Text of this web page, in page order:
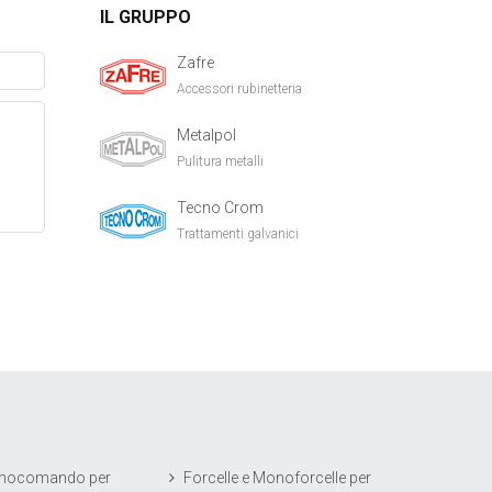
IL GRUPPO
Zafre
Accessori rubinetteria
Metalpol
Pulitura metalli
Tecno Crom
Trattamenti galvanici
per
Forcelle e Monoforcelle per